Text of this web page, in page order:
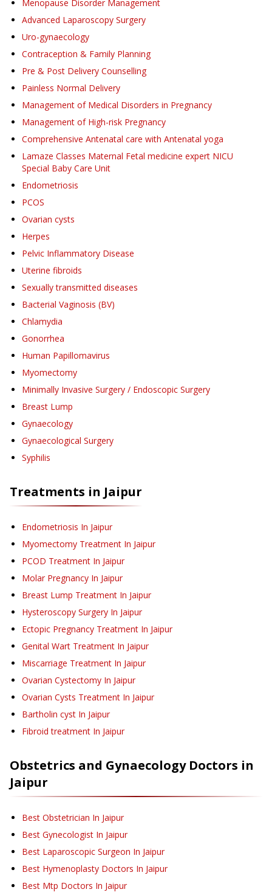
Menopause Disorder Management
Advanced Laparoscopy Surgery
Uro-gynaecology
Contraception & Family Planning
Pre & Post Delivery Counselling
Painless Normal Delivery
Management of Medical Disorders in Pregnancy
Management of High-risk Pregnancy
Comprehensive Antenatal care with Antenatal yoga
Lamaze Classes Maternal Fetal medicine expert NICU
Special Baby Care Unit
Endometriosis
PCOS
Ovarian cysts
Herpes
Pelvic Inflammatory Disease
Uterine fibroids
Sexually transmitted diseases
Bacterial Vaginosis (BV)
Chlamydia
Gonorrhea
Human Papillomavirus
Myomectomy
Minimally Invasive Surgery / Endoscopic Surgery
Breast Lump
Gynaecology
Gynaecological Surgery
Syphilis
Treatments in Jaipur
Endometriosis In Jaipur
Myomectomy Treatment In Jaipur
PCOD Treatment In Jaipur
Molar Pregnancy In Jaipur
Breast Lump Treatment In Jaipur
Hysteroscopy Surgery In Jaipur
Ectopic Pregnancy Treatment In Jaipur
Genital Wart Treatment In Jaipur
Miscarriage Treatment In Jaipur
Ovarian Cystectomy In Jaipur
Ovarian Cysts Treatment In Jaipur
Bartholin cyst In Jaipur
Fibroid treatment In Jaipur
Obstetrics and GynaecologyDoctors in
Jaipur
Best Obstetrician In Jaipur
Best Gynecologist In Jaipur
Best Laparoscopic Surgeon In Jaipur
Best Hymenoplasty Doctors In Jaipur
Best Mtp Doctors In Jaipur